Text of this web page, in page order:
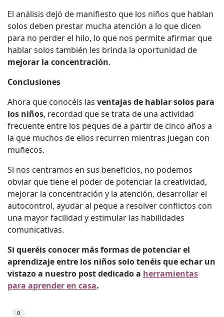
El análisis dejó de manifiesto que los niños que hablan
solos deben prestar mucha atención a lo que dicen
para no perder el hilo, lo que nos permite afirmar que
hablar solos también les brinda la oportunidad de
mejorar la concentración.
Conclusiones
Ahora que conocéis las ventajas de hablar solos para
los niños, recordad que se trata de una actividad
frecuente entre los peques de a partir de cinco años a
la que muchos de ellos recurren mientras juegan con
muñecos.
Si nos centramos en sus beneficios, no podemos
obviar que tiene el poder de potenciar la creatividad,
mejorar la concentración y la atención, desarrollar el
autocontrol, ayudar al peque a resolver conflictos con
una mayor facilidad y estimular las habilidades
comunicativas.
Si queréis conocer más formas de potenciar el
aprendizaje entre los niños solo tenéis que echar un
vistazo a nuestro post dedicado a herramientas
para aprender en casa.
0